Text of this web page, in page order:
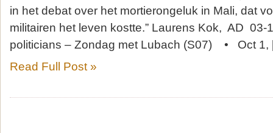
in het debat over het mortierongeluk in Mali, dat
militairen het leven kostte.” Laurens Kok, AD 03-
politicians – Zondag met Lubach (S07) • Oct
Read Full Post »